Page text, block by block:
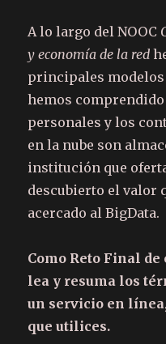
A lo largo del NOOC
y economía de la red
principales modelos
hemos
personales y los
en la nube son
institución que
descubierto el valor
acercado al BigData.
Como Reto Final de
lea y resuma los
un servicio en
que utilices.